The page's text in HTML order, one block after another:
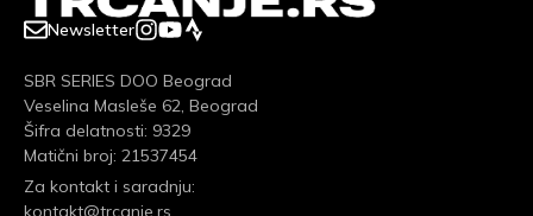
Newsletter
SBR SERIES DOO Beograd
Veselina Masleše 62, Beograd
Šifra delatnosti: 9329
Matični broj: 21537454
Za kontakt i saradnju:
kontakt@trcanje.rs